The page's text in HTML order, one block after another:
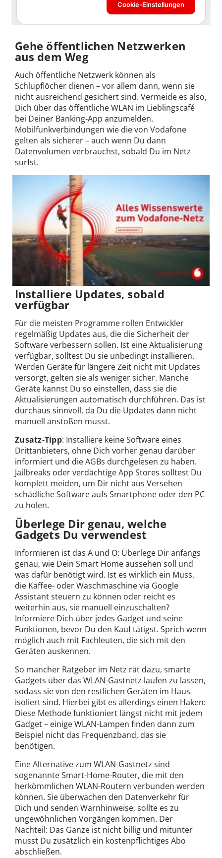
Gehe öffentlichen Netzwerken
aus dem Weg
Auch öffentliche Netzwerk können als
Schlupflöcher dienen – vor allem dann, wenn sie
nicht ausreichend gesichert sind. Vermeide es also,
Dich über das öffentliche WLAN im Lieblingscafé
bei Deiner Banking-App anzumelden.
Mobilfunkverbindungen wie die von Vodafone
gelten als sicherer – auch wenn Du dann
Datenvolumen verbrauchst, sobald Du im Netz
surfst.
Installiere Updates, sobald
verfügbar
Für die meisten Programme rollen Entwickler
regelmäßig Updates aus, die die Sicherheit der
Software verbessern sollen. Ist eine Aktualisierung
verfügbar, solltest Du sie unbedingt installieren.
Werden Geräte für längere Zeit nicht mit Updates
versorgt, gelten sie als weniger sicher. Manche
Geräte kannst Du so einstellen, dass sie die
Aktualisierungen automatisch durchführen. Das ist
durchaus sinnvoll, da Du die Updates dann nicht
manuell anstoßen musst.
Zusatz-Tipp: Installiere keine Software eines
Drittanbieters, ohne Dich vorher genau darüber
informiert und die AGBs durchgelesen zu haben.
Jailbreaks oder verdächtige App Stores solltest Du
komplett meiden, um Dir nicht aus Versehen
schädliche Software aufs Smartphone oder den PC
zu holen.
Überlege Dir genau, welche
Gadgets Du verwendest
Informieren ist das A und O: Überlege Dir anfangs
genau, wie Dein Smart Home aussehen soll und
was dafür benötigt wird. Ist es wirklich ein Muss,
die Kaffee- oder Waschmaschine via Google
Assistant steuern zu können oder reicht es
weiterhin aus, sie manuell einzuschalten?
Informiere Dich über jedes Gadget und seine
Funktionen, bevor Du den Kauf tätigst. Sprich wenn
möglich auch mit Fachleuten, die sich mit den
Geräten auskennen.
So mancher Ratgeber im Netz rät dazu, smarte
Gadgets über das WLAN-Gastnetz laufen zu lassen,
sodass sie von den restlichen Geräten im Haus
isoliert sind. Hierbei gibt es allerdings einen Haken:
Diese Methode funktioniert längst nicht mit jedem
Gadget – einige WLAN-Lampen finden dann zum
Beispiel nicht das Frequenzband, das sie
benötigen.
Eine Alternative zum WLAN-Gastnetz sind
sogenannte Smart-Home-Router, die mit den
herkömmlichen WLAN-Routern verbunden werden
können. Sie überwachen den Datenverkehr für
Dich und senden Warnhinweise, sollte es zu
ungewöhnlichen Vorgängen kommen. Der
Nachteil: Das Ganze ist nicht billig und mitunter
musst Du zusätzlich ein kostenpflichtiges Abo
abschließen.